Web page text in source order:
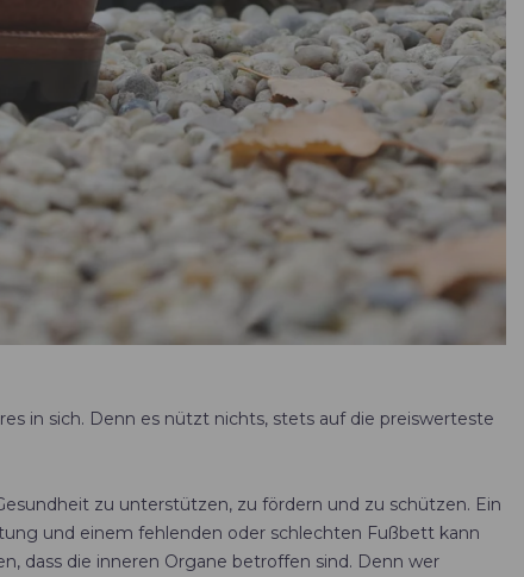
in sich. Denn es nützt nichts, stets auf die preiswerteste
zu unterstützen, zu fördern und zu schützen. Ein
und einem fehlenden oder schlechten Fußbett kann
dass die inneren Organe betroffen sind. Denn wer